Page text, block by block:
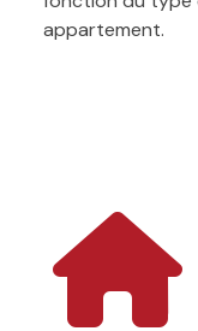
appartement.